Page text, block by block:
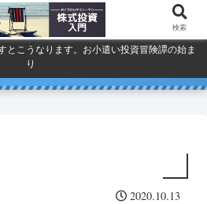
とこうなります。お小遣い投資冒険譚の始ま
り
2020.10.13
検索